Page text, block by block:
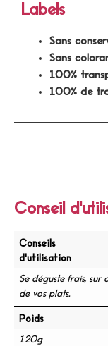
Conseil
Conseils
d'utilisation
Se déguste frais,
de vos plats.
Poids
120g
Labels
Sans
Sans
100%
100% de